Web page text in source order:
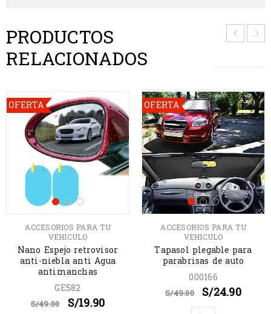
PRODUCTOS
RELACIONADOS
OFERTA
ACCESORIOS PARA TU
VEHICULO
Nano Espejo retrovisor
anti-niebla anti Agua
antimanchas
GE582
S/49.00 S/19.90
OFERTA
ACCESORIOS PARA TU
VEHICULO
Tapasol plegable para
parabrisas de auto
000166
S/49.00 S/24.90